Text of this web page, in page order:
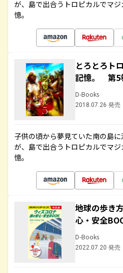
が、島で出合うトロピカルでマ
憶。
とろとろト
記憶。 第5
D-Books
2018.07.26 発売
子供の頃から夢見ていた南の島
が、島で出合うトロピカルでマ
憶。
地球の歩き
心・安全
D-Books
2022.07.20 発売